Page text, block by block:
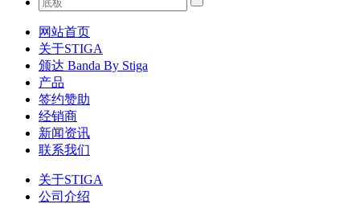
网站首页
关于STIGA
颁达 Banda By Stiga
产品
签约赞助
经销商
新闻资讯
联系我们
关于STIGA
公司介绍